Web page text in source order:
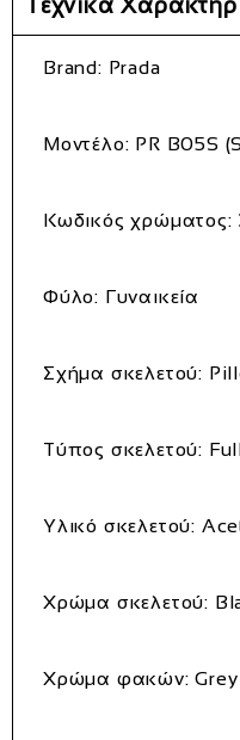
Τεχνικά
Brand: Prada
Μοντέλο: PR B05S
Κωδικός
Φύλο: Γυναικεία
Σχήμα σκελετού:
Τύπος σκελετού:
Υλικό σκελετού:
Χρώμα σκελετού:
Χρώμα φακών: Grey